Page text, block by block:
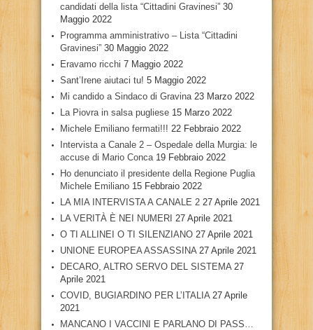
candidati della lista “Cittadini Gravinesi” 30
Maggio 2022
Programma amministrativo – Lista “Cittadini
Gravinesi” 30 Maggio 2022
Eravamo ricchi 7 Maggio 2022
Sant’Irene aiutaci tu! 5 Maggio 2022
Mi candido a Sindaco di Gravina 23 Marzo 2022
La Piovra in salsa pugliese 15 Marzo 2022
Michele Emiliano fermati!!! 22 Febbraio 2022
Intervista a Canale 2 – Ospedale della Murgia: le
accuse di Mario Conca 19 Febbraio 2022
Ho denunciato il presidente della Regione Puglia
Michele Emiliano 15 Febbraio 2022
LA MIA INTERVISTA A CANALE 2 27 Aprile 2021
LA VERITÀ È NEI NUMERI 27 Aprile 2021
O TI ALLINEI O TI SILENZIANO 27 Aprile 2021
UNIONE EUROPEA ASSASSINA 27 Aprile 2021
DECARO, ALTRO SERVO DEL SISTEMA 27
Aprile 2021
COVID, BUGIARDINO PER L’ITALIA 27 Aprile
2021
MANCANO I VACCINI E PARLANO DI PASS…